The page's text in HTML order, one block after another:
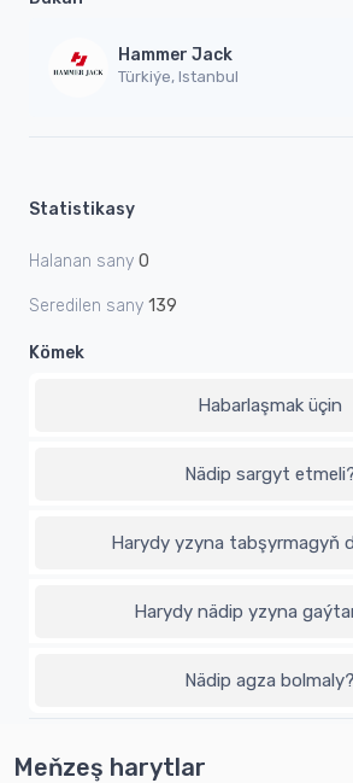
Hammer Jack
Türkiýe, Istanbul
Statistikasy
Halanan sany 0
Seredilen sany 139
Kömek
Habarlaşmak üçin
Nädip sargyt
Harydy yzyna tabşyrmagyň
Harydy nädip yzyna
Nädip agza bolmaly?
Meňzeş harytlar